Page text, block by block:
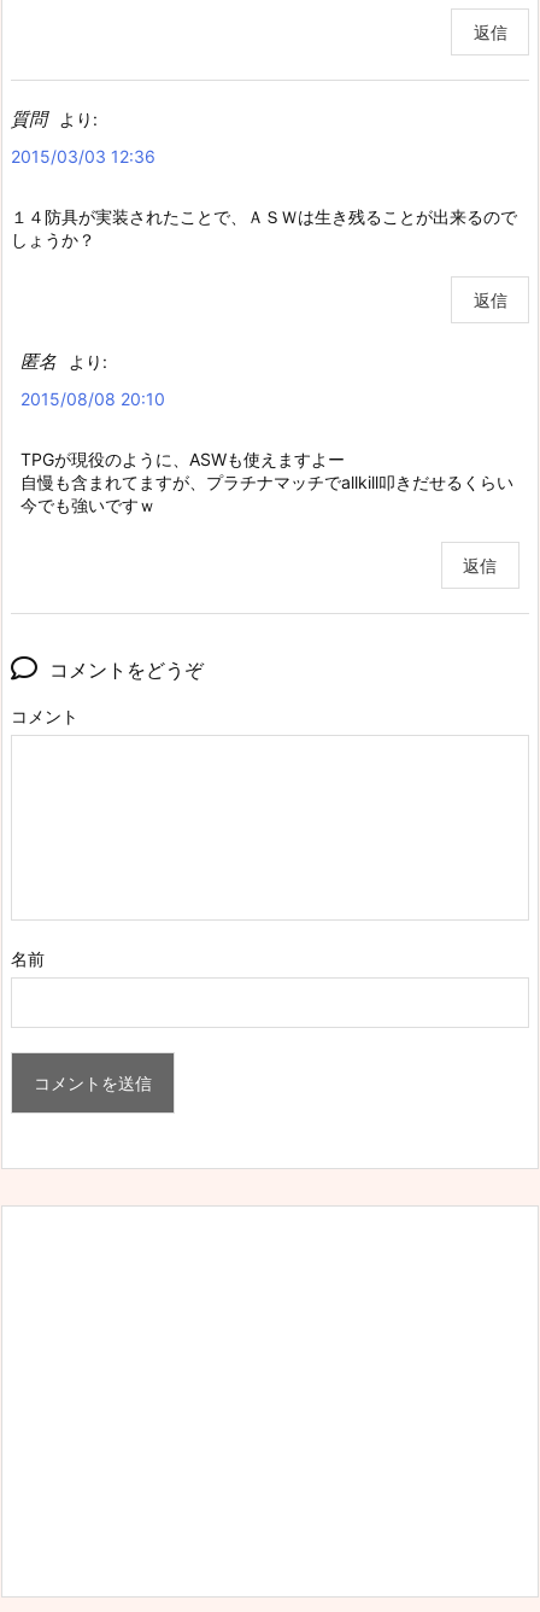
返信
質問
より:
2015/03/03 12:36
１４防具が実装されたことで、ＡＳＷは生き残ることが出来るので
しょうか？
返信
匿名
より:
2015/08/08 20:10
TPGが現役のように、ASWも使えますよー
自慢も含まれてますが、プラチナマッチでallkill叩きだせるくらい
今でも強いですｗ
返信
コメントをどうぞ
コメント
名前